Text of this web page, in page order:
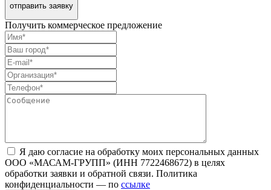
отправить заявку
Получить коммерческое предложение
Я даю согласие на обработку моих персональных данных
ООО «МАСАМ-ГРУПП» (ИНН 7722468672) в целях
обработки заявки и обратной связи. Политика
конфиденциальности — по ссылке